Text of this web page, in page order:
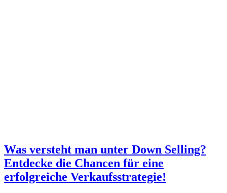
Was versteht man unter Down Selling?
Entdecke die Chancen für eine
erfolgreiche Verkaufsstrategie!